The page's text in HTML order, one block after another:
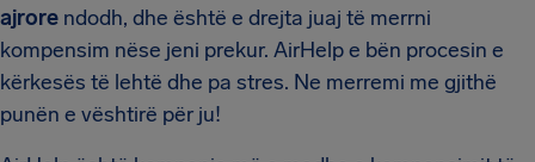
ajrore ndodh, dhe është e drejta juaj të merrni
kompensim nëse jeni prekur. AirHelp e bën procesin e
kërkesës të lehtë dhe pa stres. Ne merremi me gjithë
punën e vështirë për ju!